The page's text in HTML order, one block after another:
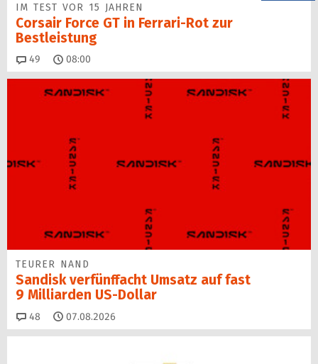
IM TEST VOR 15 JAHREN
Corsair Force GT in Ferrari-Rot zur
Bestleistung
49 Kommentare
08:00
TEURER NAND
Sandisk verfünffacht Umsatz auf fast
9 Milliarden US-Dollar
48 Kommentare
07.08.2026